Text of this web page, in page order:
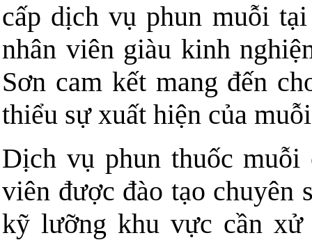
cấp dịch vụ phun muỗi
nhân viên giàu kinh
Sơn cam kết mang đến
thiểu sự xuất hiện của
Dịch vụ phun thuốc muỗi
viên được đào tạo chuyên
kỹ lưỡng khu vực cần xử